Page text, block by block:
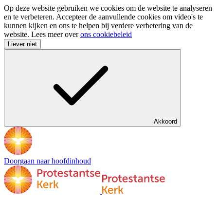
Op deze website gebruiken we cookies om de website te analyseren
en te verbeteren. Accepteer de aanvullende cookies om video's te
kunnen kijken en ons te helpen bij verdere verbetering van de
website. Lees meer overons cookiebeleid
Liever niet
Akkoord
Doorgaan naar hoofdinhoud